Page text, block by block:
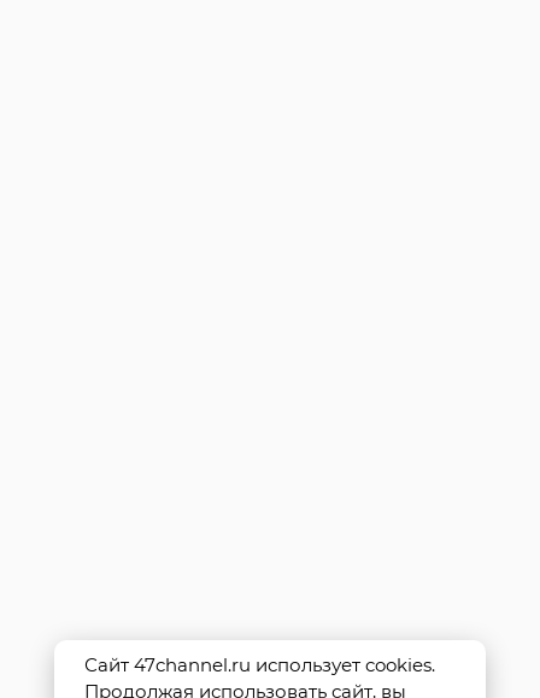
Сайт 47channel.ru использует cookies.
Продолжая использовать сайт, вы